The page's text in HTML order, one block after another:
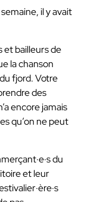
il y avait
et bailleurs de
la chanson
fjord. Votre
des
encore jamais
qu’on ne peut
du
et leur